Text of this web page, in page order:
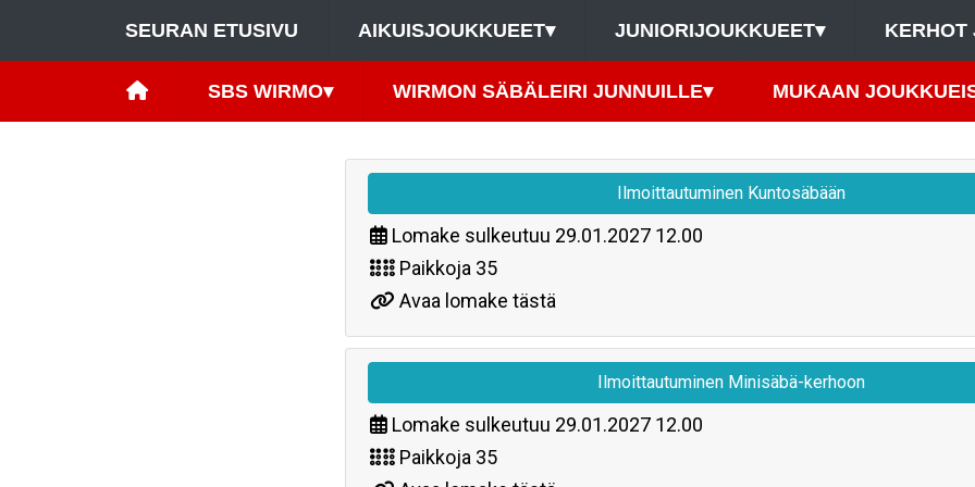
SEURAN ETUSIVU AIKUISJOUKKUEET▾ JUNIORIJOUKKUEET▾ KERHOT
SBS WIRMO▾ WIRMON SÄBÄLEIRI JUNNUILLE▾ MUKAAN
Ilmoittautuminen Kuntosäbään
Lomake sulkeutuu 29.01.2027 12.00
Paikkoja 35
Avaa lomake tästä
Ilmoittautuminen Minisäbä-kerhoon
Lomake sulkeutuu 29.01.2027 12.00
Paikkoja 35